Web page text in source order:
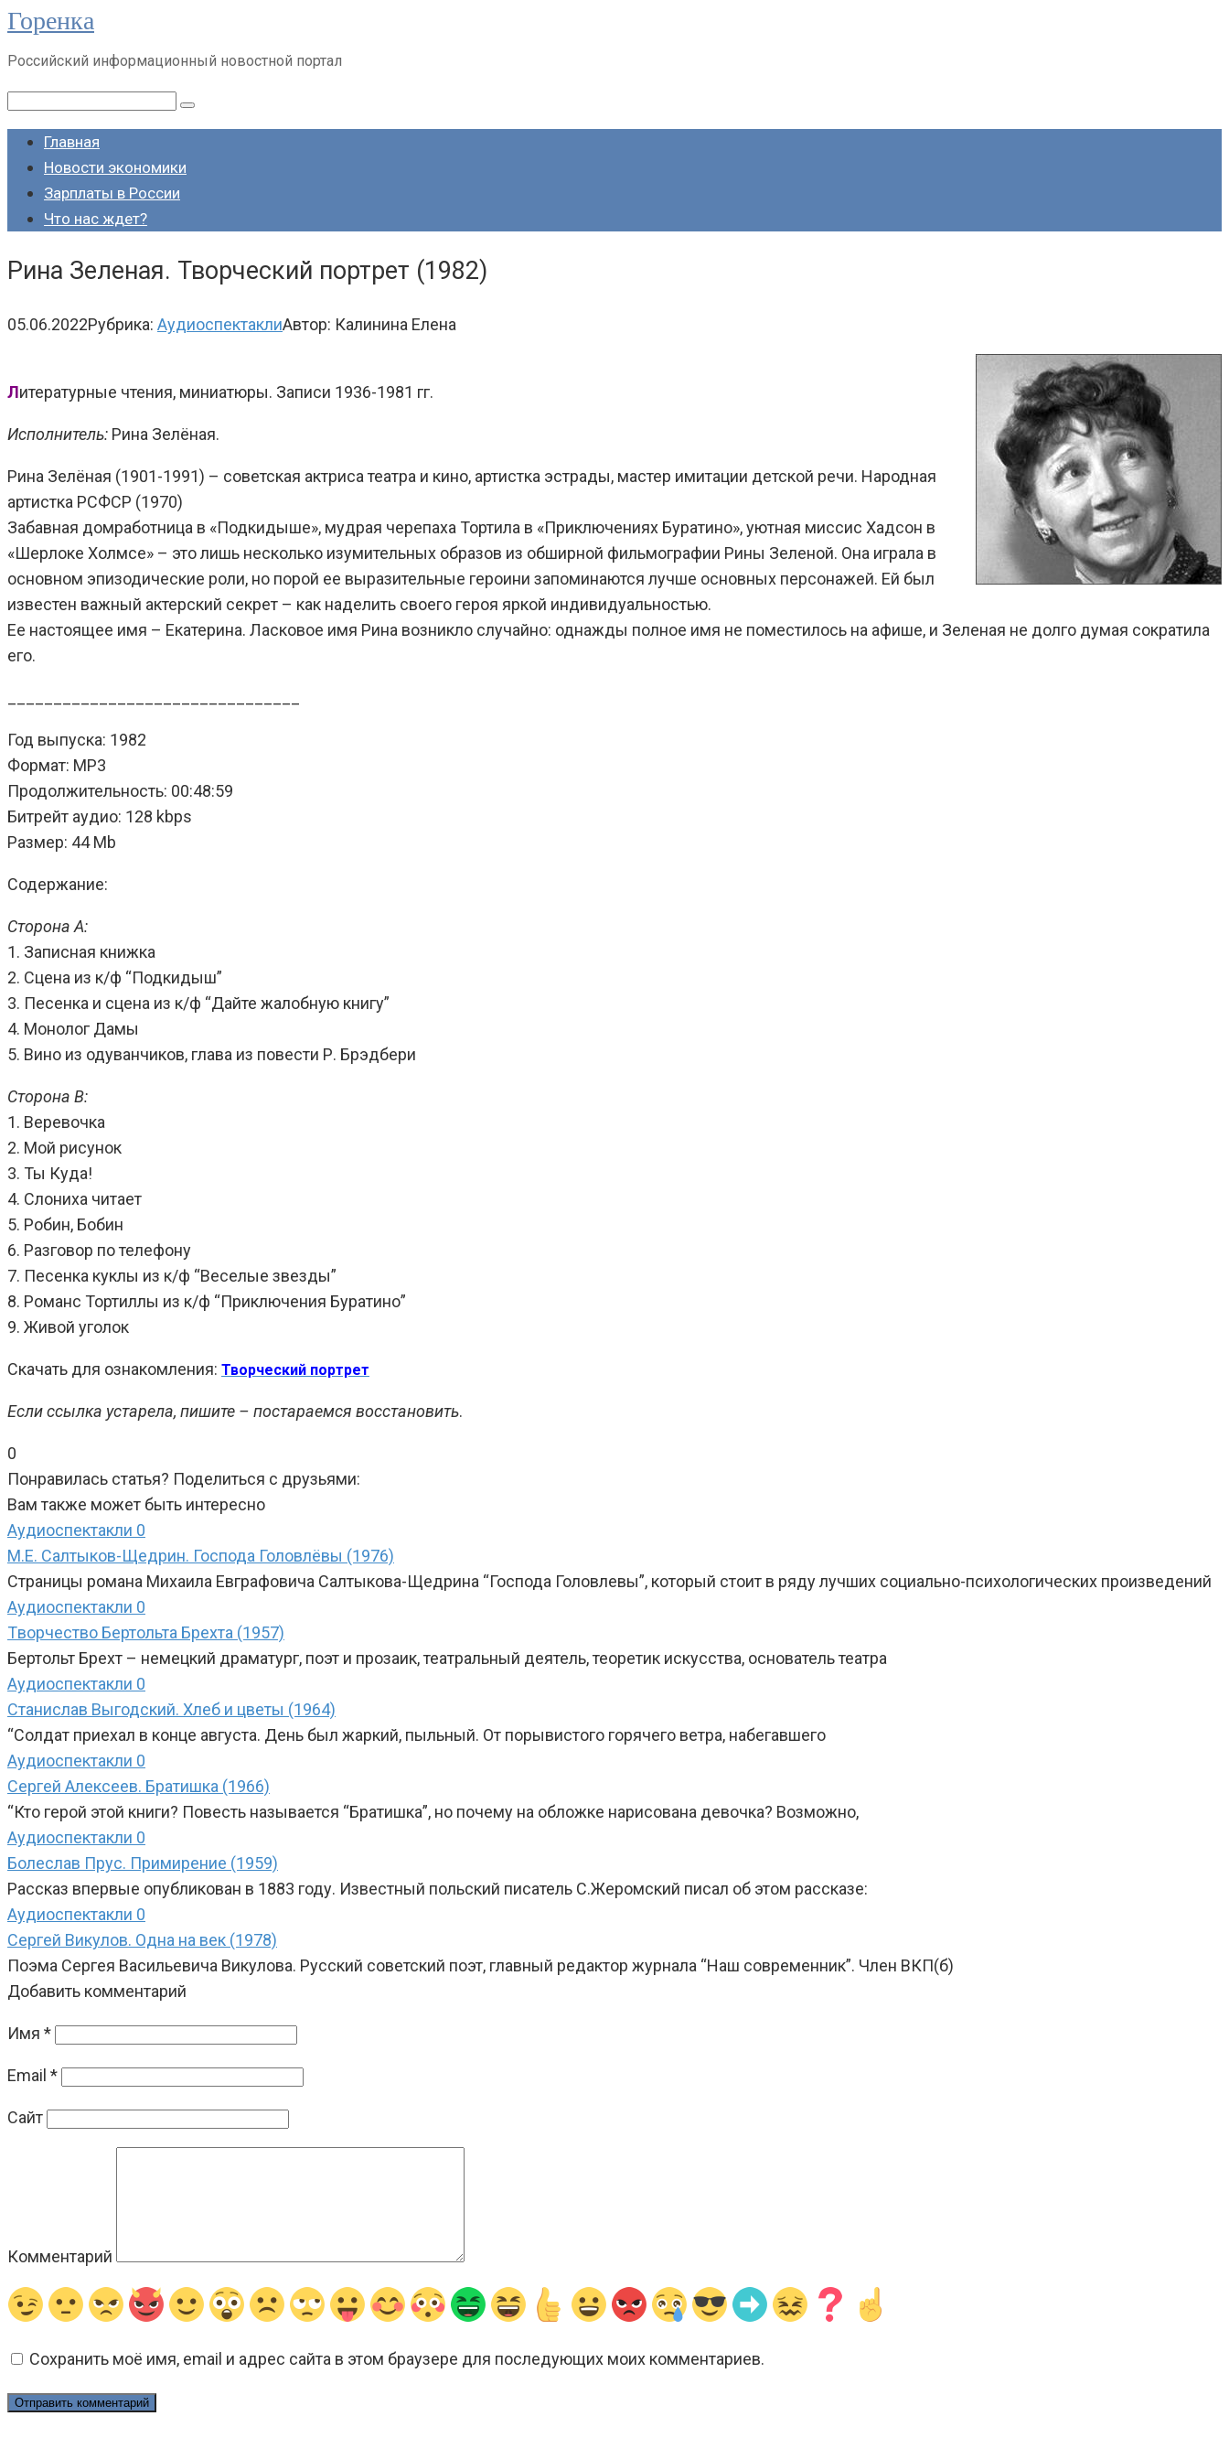
Перейти
контенту
Горенка
Российский информационный новостной портал
Поиск:
Главная
Новости экономики
Зарплаты в России
Что нас ждет?
Рина Зеленая. Творческий портрет (1982)
05.06.2022Рубрика: АудиоспектаклиАвтор: Калинина Елена
Литературные чтения, миниатюры. Записи 1936-1981 гг.
Исполнитель: Рина Зелёная.
Рина Зелёная (1901-1991) – советская актриса театра и кино, артистка эстрады, мастер имитации детской речи. Народная
артистка РСФСР (1970)
Забавная домработница в «Подкидыше», мудрая черепаха Тортила в «Приключениях Буратино», уютная миссис Хадсон в
«Шерлоке Холмсе» – это лишь несколько изумительных образов из обширной фильмографии Рины Зеленой. Она играла в
основном эпизодические роли, но порой ее выразительные героини запоминаются лучше основных персонажей. Ей был
известен важный актерский секрет – как наделить своего героя яркой индивидуальностью.
Ее настоящее имя – Екатерина. Ласковое имя Рина возникло случайно: однажды полное имя не поместилось на афише, и Зеленая не долго думая сократила
его.
Год выпуска: 1982
Формат: MP3
Продолжительность: 00:48:59
Битрейт аудио: 128 kbps
Размер: 44 Mb
Содержание:
Сторона А:
1. Записная книжка
2. Сцена из к/ф “Подкидыш”
3. Песенка и сцена из к/ф “Дайте жалобную книгу”
4. Монолог Дамы
5. Вино из одуванчиков, глава из повести Р. Брэдбери
Сторона B:
1. Веревочка
2. Мой рисунок
3. Ты Куда!
4. Слониха читает
5. Робин, Бобин
6. Разговор по телефону
7. Песенка куклы из к/ф “Веселые звезды”
8. Романс Тортиллы из к/ф “Приключения Буратино”
9. Живой уголок
Скачать для ознакомления: Творческий портрет
Если ссылка устарела, пишите – постараемся восстановить.
0
Понравилась статья? Поделиться с друзьями:
Вам также может быть интересно
Аудиоспектакли 0
М.Е. Салтыков-Щедрин. Господа Головлёвы (1976)
Страницы романа Михаила Евграфовича Салтыкова-Щедрина “Господа Головлевы”, который стоит в ряду лучших социально-психологических произведений
Аудиоспектакли 0
Tворчество Бертольта Брехта (1957)
Бертольт Брехт – немецкий драматург, поэт и прозаик, театральный деятель, теоретик искусства, основатель театра
Аудиоспектакли 0
Станислав Выгодский. Хлеб и цветы (1964)
“Солдат приехал в конце августа. День был жаркий, пыльный. От порывистого горячего ветра, набегавшего
Аудиоспектакли 0
Сергей Алексеев. Братишка (1966)
“Кто герой этой книги? Повесть называется “Братишка”, но почему на обложке нарисована девочка? Возможно,
Аудиоспектакли 0
Болеслав Прус. Примирение (1959)
Рассказ впервые опубликован в 1883 году. Известный польский писатель С.Жеромский писал об этом рассказе:
Аудиоспектакли 0
Сергей Викулов. Одна на век (1978)
Поэма Сергея Васильевича Викулова. Русский советский поэт, главный редактор журнала “Наш современник”. Член ВКП(б)
Добавить комментарий
Имя *
Email *
Сайт
Комментарий
Сохранить моё имя, email и адрес сайта в этом браузере для последующих моих комментариев.